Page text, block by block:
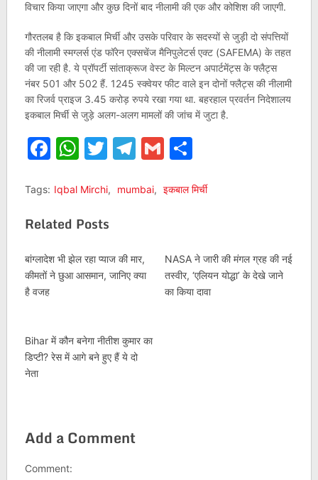
विचार किया जाएगा और कुछ दिनों बाद नीलामी की एक और कोशिश की जाएगी.
गौरतलब है कि इकबाल मिर्ची और उसके परिवार के सदस्यों से जुड़ी दो संपत्तियों
की नीलामी स्मग्लर्स एंड फॉरेन एक्सचेंज मैनिपुलेटर्स एक्ट (SAFEMA) के तहत
की जा रही है. ये प्रॉपर्टी सांताक्रूज वेस्ट के मिल्टन अपार्टमेंट्स के फ्लैट्स
नंबर 501 और 502 हैं. 1245 स्क्वेयर फीट वाले इन दोनों फ्लैट्स की नीलामी
का रिजर्व प्राइज 3.45 करोड़ रुपये रखा गया था. बहरहाल प्रवर्तन निदेशालय
इकबाल मिर्ची से जुड़े अलग-अलग मामलों की जांच में जुटा है.
Facebook
WhatsApp
Twitter
Telegram
GmailShare
Tags: Iqbal Mirchi, mumbai, इकबाल मिर्ची
Related Posts
बांग्लादेश भी झेल रहा प्याज की मार,
कीमतों ने छुआ आसमान, जानिए क्या
है वजह
NASA ने जारी की मंगल ग्रह की नई
तस्वीर, ‘एलियन योद्धा’ के देखे जाने
का किया दावा
Bihar में कौन बनेगा नीतीश कुमार का
डिप्टी? रेस में आगे बने हुए हैं ये दो
नेता
Add a Comment
Comment: